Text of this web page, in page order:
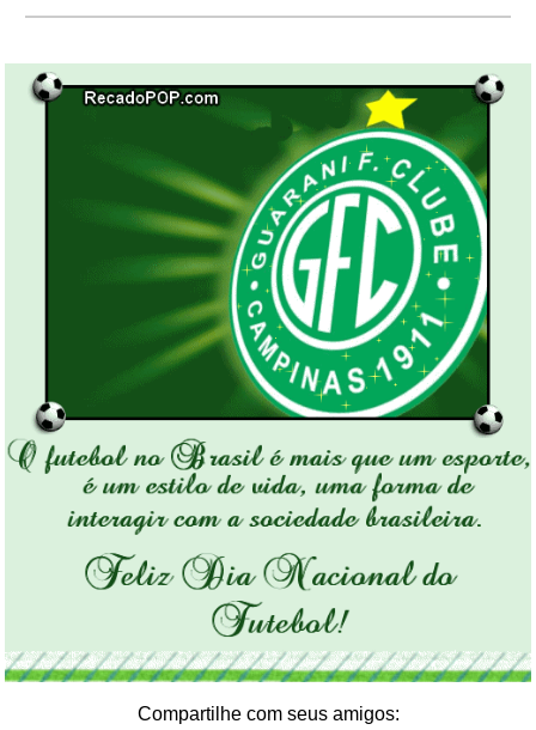
Compartilhe com seus amigos: